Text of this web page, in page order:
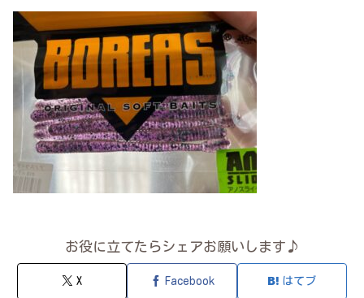
お役に立てたらシェアお願いします♪
X Facebook はてブ